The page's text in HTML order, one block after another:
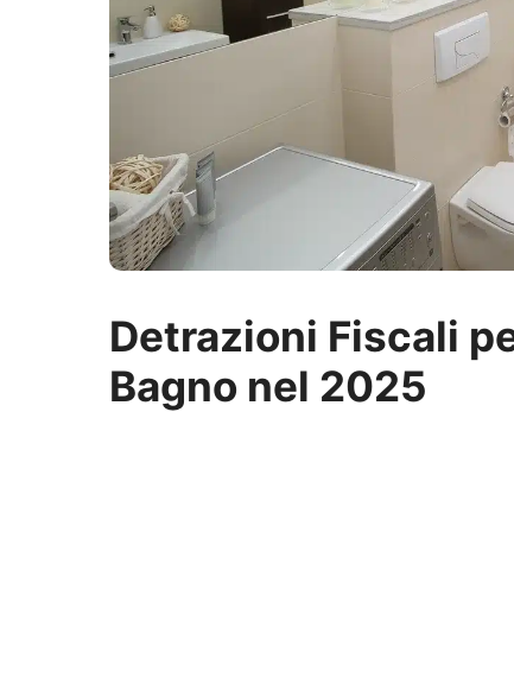
Detrazioni Fiscali
Bagno nel 2025